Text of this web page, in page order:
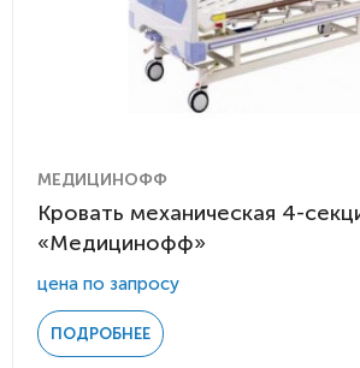
МЕДИЦИНОФФ
Кровать механическая 4-
«Медицинофф»
цена по запросу
ПОДРОБНЕЕ